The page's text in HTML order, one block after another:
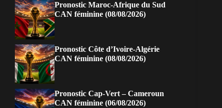
Pronostic Maroc-Afrique du Sud
CAN féminine (08/08/2026)
Pronostic Côte d’Ivoire-Algérie
CAN féminine (08/08/2026)
Pronostic Cap-Vert – Cameroun
CAN féminine (06/08/2026)